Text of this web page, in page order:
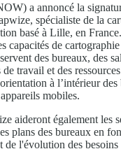
a annoncé la
spécialiste de la
basé à Lille, en
capacités de
des bureaux, des
de travail et des
à l’intérieur
mobiles.
aideront également les
plans des bureaux en
de l'évolution des